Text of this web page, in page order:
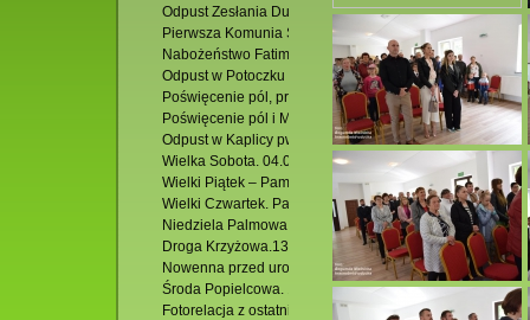
Odpust Zesłania Ducha Świętego. 24.05.2026 r.
Pierwsza Komunia Świeta. 17.05.2026 r.
Nabożeństwo Fatimskie. 13.05.2026 r.
Odpust w Potoczku ku czci Św. BP. Stanisława.
Poświęcenie pól, procesja, Majówka w Podzamku.
Poświęcenie pól i Msza św. w Hutkach. 26.04.2026 r.
Odpust w Kaplicy pw. Miłosierdzia Bożego w Jacni.
Wielka Sobota. 04.04.2026 r.
Wielki Piątek – Pamiątka śmierci Chrystusa. 03.04.2026 r.
Wielki Czwartek. Pamiątka Ostatniej Wieczerzy. 02.
Niedziela Palmowa.29.03.2026 r.
Droga Krzyżowa.13.03.2026 r.
Nowenna przed uroczystością św. Józefa.
Środa Popielcowa. 18.03.2026 r.
Fotorelacja z ostatniej Mszy św. rekolekcyjnej.